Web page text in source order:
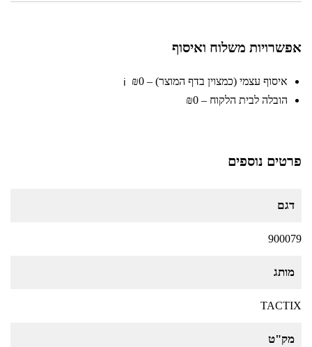
אפשרויות משלוח ואיסוף
איסוף עצמי (כמצוין בדף המוצר) – ₪0 ℹ️
הובלה לבית הלקוח – ₪0
פרטים נוספים
דגם
900079
מותג
TACTIX
מק"ט